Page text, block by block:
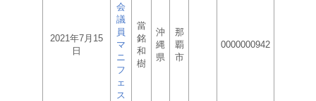
2021年7月15
日
会
議
員
マ
ニ
フ
ェ
ス
當
銘
和
樹
沖
縄
県
那
覇
市
0000000942